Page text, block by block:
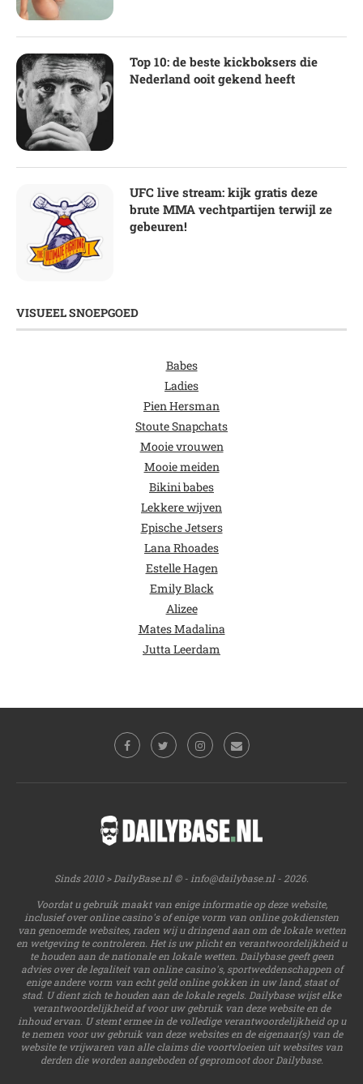
Top 10: de beste kickboksers die
Nederland ooit gekend heeft
UFC live stream: kijk gratis deze
brute MMA vechtpartijen terwijl ze
gebeuren!
VISUEEL SNOEPGOED
Babes
Ladies
Pien Hersman
Stoute Snapchats
Mooie vrouwen
Mooie meiden
Bikini babes
Lekkere wijven
Epische Jetsers
Lana Rhoades
Estelle Hagen
Emily Black
Alizee
Mates Madalina
Jutta Leerdam
Sinds 2010 > DailyBase.nl © -info@dailybase.nl- 2026.
Voordat u gebruik maakt van enige informatie op deze website,
inclusief over online casino's of enige vorm van online gokdiensten
van genoemde websites, raden wij u dringend aan om de lokale wetten
en wetgeving te controleren. Het is uw plicht en verantwoordelijkheid u
te houden aan de nationale en lokale wetten. Dailybase geeft geen
advies over de legaliteit van online casino's, sportweddenschappen of
enige andere vorm van echt geld online gokken in uw land, staat of
stad. U dient zich te houden aan de lokale regels. Dailybase wijst elke
verantwoordelijkheid af voor uw gebruik van deze website en de
inhoud ervan. U stemt ermee in de volledige verantwoordelijkheid op u
te nemen voor uw gebruik van deze websites en de eigenaar(s) van de
website te vrijwaren van alle claims die voortvloeien uit websites van
derden die worden aangeboden of gepromoot door Dailybase.